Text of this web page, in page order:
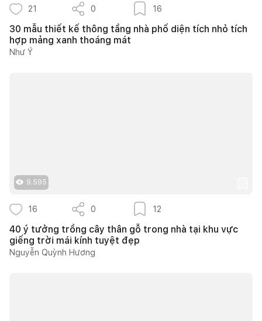
21 0 16
30 mẫu thiết kế thông tầng nhà phố diện tích nhỏ tích
hợp mảng xanh thoáng mát
Như Ý
9.595
16 0 12
40 ý tưởng trồng cây thân gỗ trong nhà tại khu vực
giếng trời mái kính tuyệt đẹp
Nguyễn Quỳnh Hương